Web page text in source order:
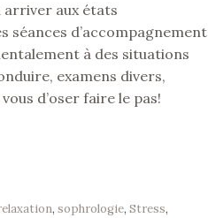
arriver aux états
séances d’accompagnement
à des situations
examens divers,
d’oser faire le pas!
,sophrologie,Stress,